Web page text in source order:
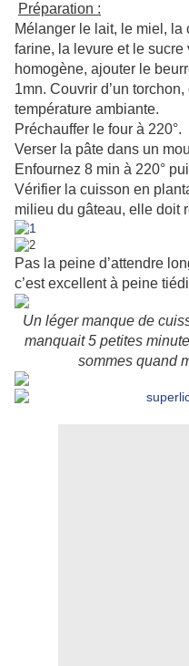
Préparation :
Mélanger le lait, le miel, la
farine, la levure et le
homogène, ajouter le
1mn. Couvrir d’un
température ambiante.
Préchauffer le four à 220°.
Verser la pâte dans un
Enfournez 8 min à 220°
Vérifier la cuisson en
milieu du gâteau, elle doit
Pas la peine d’attendre
c’est excellent à peine
Un léger manque de
manquait 5 petites
sommes quand